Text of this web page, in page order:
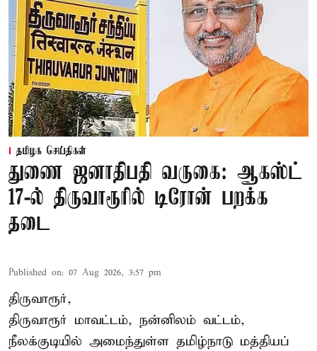
தமிழக செய்திகள்
துணை ஜனாதிபதி வருகை: ஆகஸ்ட்
17-ல் திருவாரூரில் டிரோன் பறக்க
தடை
Published on: 07 Aug 2026, 3:57 pm
திருவாரூர்,
திருவாரூர் மாவட்டம், நன்னிலம் வட்டம்,
நீலக்குடியில் அமைந்துள்ள தமிழ்நாடு மத்தியப்